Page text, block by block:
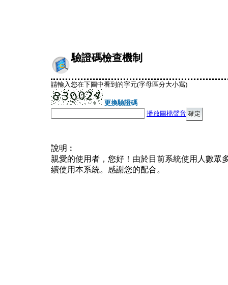
驗證碼檢查機制
請輸入您在下圖中看到的字元(字母區分大小寫)
更換驗證碼
播放圖檔聲音
說明︰
親愛的使用者，您好！由於目前系統使用人數眾
續使用本系統。感謝您的配合。